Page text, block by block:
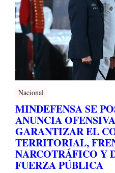
Nacional
MINDEFENSA SE
ANUNCIA
GARANTIZAR EL
TERRITORIAL,
NARCOTRÁFICO Y
FUERZA PÚBLICA